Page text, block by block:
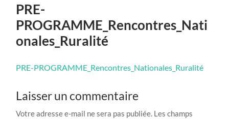
PRE-
PROGRAMME_Rencontres_Nati
onales_Ruralité
PRE-PROGRAMME_Rencontres_Nationales_Ruralité
Laisser un commentaire
Votre adresse e-mail ne sera pas publiée. Les champs